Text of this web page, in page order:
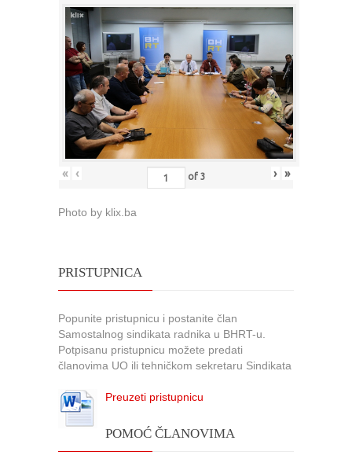
« ‹ of 3 › »
Photo by klix.ba
PRISTUPNICA
Popunite pristupnicu i postanite član
Samostalnog sindikata radnika u BHRT-u.
Potpisanu pristupnicu možete predati
članovima UO ili tehničkom sekretaru Sindikata
Preuzeti pristupnicu
POMOĆ ČLANOVIMA